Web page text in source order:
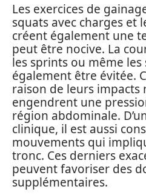
Les exercices de
squats avec charges et
créent également une
peut être nocive. La
les sprints ou même
également être évitée.
raison de leurs impacts
engendrent une
région abdominale.
clinique, il est aussi
mouvements qui
tronc. Ces derniers
peuvent favoriser des
supplémentaires.